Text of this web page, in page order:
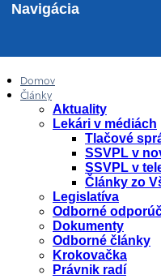
Navigácia
Domov
Články
Aktuality
Lekári v médiách
Tlačové
SSVPL v
SSVPL v
Články zo
Legislatíva
Odborné
Dokumenty
Odborné články
Krokovačka
Právnik radí